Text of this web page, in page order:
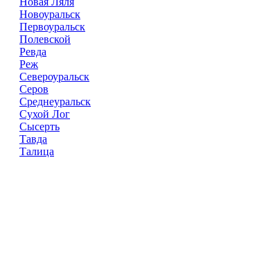
Новоуральск
Первоуральск
Полевской
Ревда
Реж
Североуральск
Серов
Среднеуральск
Сухой Лог
Сысерть
Тавда
Талица